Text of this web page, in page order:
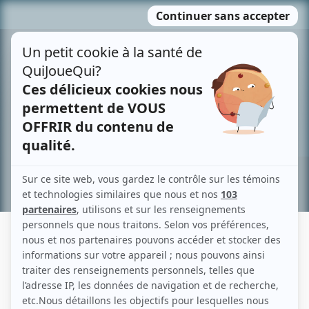
MENU
contenu
Recherche avancée »
LOUIS VILLENEUVE
Liens
Fiche de Louis Villeneuve sur Showbizz.net